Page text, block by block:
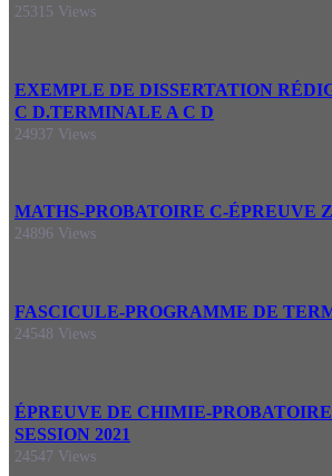
25315 Views
EXEMPLE DE DISSERTATION
C D.TERMINALE A C D
24937 Views
MATHS-PROBATOIRE C-ÉPREUVE
24896 Views
FASCICULE-PROGRAMME DE
24548 Views
ÉPREUVE DE CHIMIE-
SESSION 2021
24547 Views